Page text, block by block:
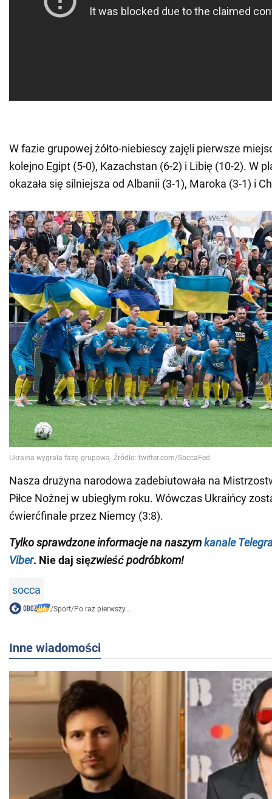
W fazie grupowej żółto-niebiescy zajęli pierwsze
kolejno Egipt (5-0), Kazachstan (6-2) i Libię (10-2). W
okazała się silniejsza od Albanii (3-1), Maroka (3-1) i
Nasza drużyna narodowa zadebiutowała na
Piłce Nożnej w ubiegłym roku. Wówczas Ukraińcy
ćwierćfinale przez Niemcy (3:8).
Tylkosprawdzone informacje na naszymkanale
Viber. Nie daj sięzwieść podróbkom!
socca
/Sport/Po raz pierwszy...
Inne wiadomości